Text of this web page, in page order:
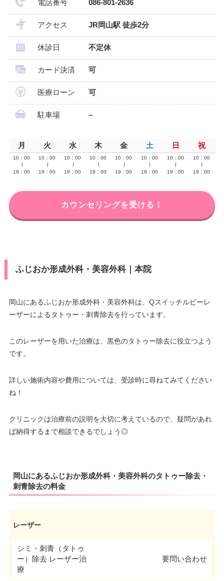
電話番号 086-801-2636
アクセス JR岡山駅 徒歩2分
休診日 不定休
カード決済 可
医療ローン 可
駐車場 –
月 火 水 木 金 土 日 祝
10：00
19：00
10：00
19：00
10：00
19：00
10：00
19：00
10：00
19：00
10：00
19：00
10：00
19：00
10：00
19：00
カウンセリングを受ける！
ふじおか形成外科・美容外科｜本院
岡山にあるふじおか形成外科・美容外科は、Qスイッチルビーレ
ーザーによるタトゥー・刺青除去を行っています。
このレーザーを用いた治療は、黒色のタトゥー除去に役立つよう
です。
詳しい施術内容や費用については、受診時に尋ねてみてください
ね！
クリニックは治療前の説明を大切に考えているので、疑問があれ
ば納得するまで相談できるでしょう◎
岡山にあるふじおか形成外科・美容外科のタトゥー除去・
刺青除去の料金
レーザー
シミ・刺青（タトゥ
ー）除去 レーザー治
療
要問い合わせ